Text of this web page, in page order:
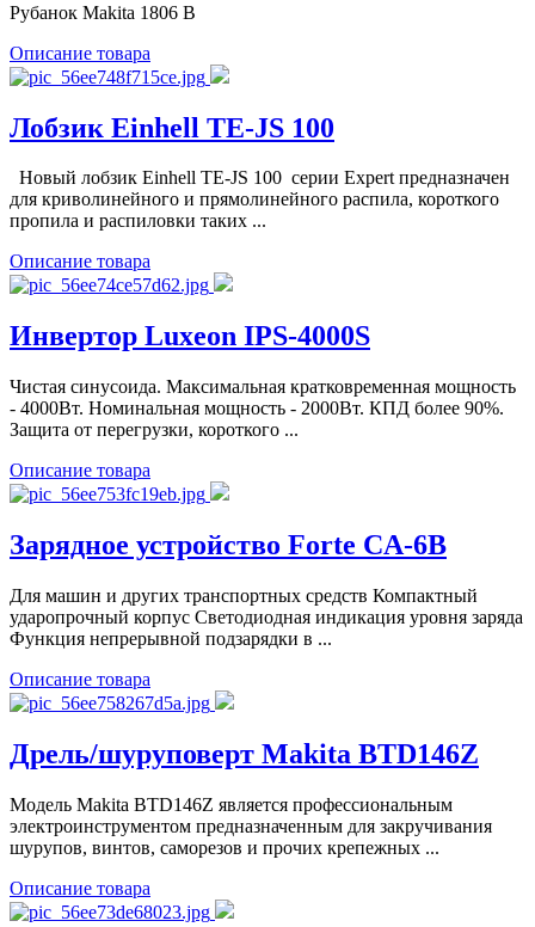
Рубанок Makita 1806 B
Описание товара
Лобзик Einhell TE-JS 100
Новый лобзик Einhell TE-JS 100 серии Expert предназначен
для криволинейного и прямолинейного распила, короткого
пропила и распиловки таких ...
Описание товара
Инвертор Luxeon IPS-4000S
Чистая синусоида. Максимальная кратковременная мощность
- 4000Вт. Номинальная мощность - 2000Вт. КПД более 90%.
Защита от перегрузки, короткого ...
Описание товара
Зарядное устройство Forte CA-6B
Для машин и других транспортных средств Компактный
ударопрочный корпус Светодиодная индикация уровня заряда
Функция непрерывной подзарядки в ...
Описание товара
Дрель/шуруповерт Makita BTD146Z
Модель Makita BTD146Z является профессиональным
электроинструментом предназначенным для закручивания
шурупов, винтов, саморезов и прочих крепежных ...
Описание товара